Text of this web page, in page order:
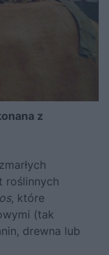
z
roślinnych
, które
(tak
drewna lub